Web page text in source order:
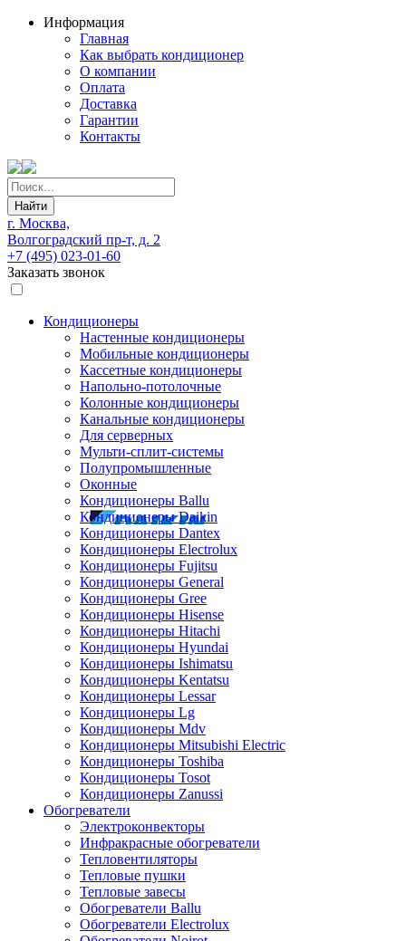
Информация
Главная
Как выбрать кондиционер
О компании
Оплата
Доставка
Гарантии
Контакты
Найти
г. Москва,
Волгоградский пр-т, д. 2
+7 (495) 023-01-60
Заказать звонок
Кондиционеры
Настенные кондиционеры
Мобильные кондиционеры
Кассетные кондиционеры
Напольно-потолочные
Колонные кондиционеры
Канальные кондиционеры
Для серверных
Мульти-сплит-системы
Полупромышленные
Оконные
Кондиционеры Ballu
Кондиционеры Daikin
Кондиционеры Dantex
Кондиционеры Electrolux
Кондиционеры Fujitsu
Кондиционеры General
Кондиционеры Gree
Кондиционеры Hisense
Кондиционеры Hitachi
Кондиционеры Hyundai
Кондиционеры Ishimatsu
Кондиционеры Kentatsu
Кондиционеры Lessar
Кондиционеры Lg
Кондиционеры Mdv
Кондиционеры Mitsubishi Electric
Кондиционеры Toshiba
Кондиционеры Tosot
Кондиционеры Zanussi
Обогреватели
Электроконвекторы
Инфракрасные обогреватели
Тепловентиляторы
Тепловые пушки
Тепловые завесы
Обогреватели Ballu
Обогреватели Electrolux